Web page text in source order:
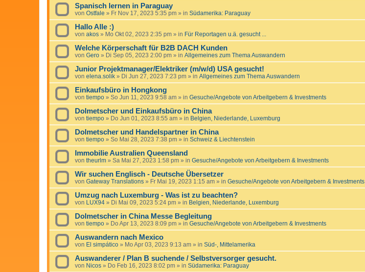
Spanisch lernen in Paraguay
von Ostfale » Fr Nov 17, 2023 5:35 pm » in Südamerika: Paraguay
Hallo Alle :)
von akos » Mo Okt 02, 2023 2:35 pm » in Für Reportagen u.ä. gesucht ...
Welche Körperschaft für B2B DACH Kunden
von Gero » Di Sep 05, 2023 2:00 pm » in Allgemeines zum Thema Auswandern
Junior Projektmanager/Elektriker (m/w/d) USA gesucht!
von elena.solik » Di Jun 27, 2023 7:23 pm » in Allgemeines zum Thema Auswandern
Einkaufsbüro in Hongkong
von tiempo » So Jun 11, 2023 9:58 am » in Gesuche/Angebote von Arbeitgebern & Investments
Dolmetscher und Einkaufsbüro in China
von tiempo » Do Jun 01, 2023 8:55 am » in Belgien, Niederlande, Luxemburg
Dolmetscher und Handelspartner in China
von tiempo » So Mai 28, 2023 7:38 pm » in Schweiz & Liechtenstein
Immobilie Australien Queensland
von theurlm » Sa Mai 27, 2023 1:58 pm » in Gesuche/Angebote von Arbeitgebern & Investments
Wir suchen Englisch - Deutsche Übersetzer
von Gateway Translations » Fr Mai 19, 2023 1:15 am » in Gesuche/Angebote von Arbeitgebern & Investments
Umzug nach Luxemburg - Was ist zu beachten?
von LUX94 » Di Mai 09, 2023 5:24 pm » in Belgien, Niederlande, Luxemburg
Dolmetscher in China Messe Begleitung
von tiempo » Do Apr 13, 2023 8:09 pm » in Gesuche/Angebote von Arbeitgebern & Investments
Auswandern nach Mexico
von El simpático » Mo Apr 03, 2023 9:13 am » in Süd-, Mittelamerika
Auswanderer / Plan B suchende / Selbstversorger gesucht.
von Nicos » Do Feb 16, 2023 8:02 pm » in Südamerika: Paraguay